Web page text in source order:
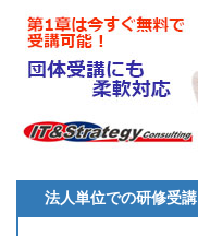
法人単位での研修受講